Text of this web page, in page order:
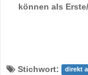
können als
Stichwort: direkt